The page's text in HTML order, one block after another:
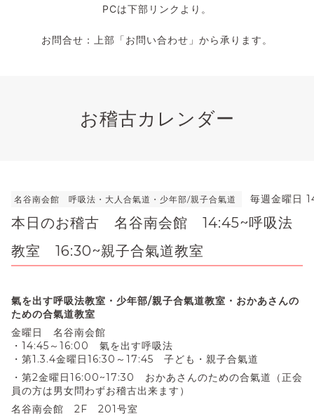
PCは下部リンクより。
お問合せ：上部「お問い合わせ」から承ります。
お稽古カレンダー
名谷南会館 呼吸法・大人合氣道・少年部/親子合氣道 毎週金曜日
本日のお稽古 名谷南会館 14:45~呼吸法
教室 16:30~親子合氣道教室
氣を出す呼吸法教室・少年部/親子合氣道教室・おかあさんの
ための合氣道教室
金曜日 名谷南会館
・14:45～16:00 氣を出す呼吸法
・第1.3.4金曜日16:30～17:45 子ども・親子合氣道
・第2金曜日16:00~17:30 おかあさんのための合氣道（正会
員の方は男女問わずお稽古出来ます）
名谷南会館 2F 201号室